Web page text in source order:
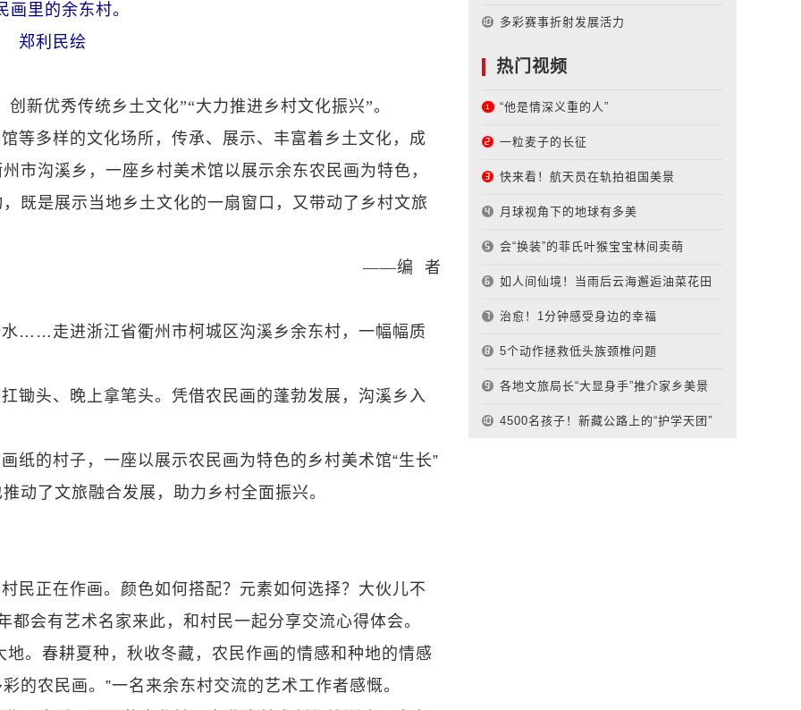
画里的余东村。
郑利民绘
新优秀传统乡土文化”“大力推进乡村文化振兴”。
等多样的文化场所，传承、展示、丰富着乡土文化，成
市沟溪乡，一座乡村美术馆以展示余东农民画为特色，
既是展示当地乡土文化的一扇窗口，又带动了乡村文旅
——编 者
……走进浙江省衢州市柯城区沟溪乡余东村，一幅幅质
锄头、晚上拿笔头。凭借农民画的蓬勃发展，沟溪乡入
纸的村子，一座以展示农民画为特色的乡村美术馆“生长”
动了文旅融合发展，助力乡村全面振兴。
民正在作画。颜色如何搭配？元素如何选择？大伙儿不
会有艺术名家来此，和村民一起分享交流心得体会。
。春耕夏种，秋收冬藏，农民作画的情感和种地的情感
的农民画。”一名来余东村交流的艺术工作者感慨。
多彩赛事折射发展活力
热门视频
“他是情深义重的人”
一粒麦子的长征
快来看！航天员在轨拍祖国美景
月球视角下的地球有多美
会“换装”的菲氏叶猴宝宝林间卖萌
如人间仙境！当雨后云海邂逅油菜花田
治愈！1分钟感受身边的幸福
5个动作拯救低头族颈椎问题
各地文旅局长“大显身手”推介家乡美景
4500名孩子！新藏公路上的“护学天团”